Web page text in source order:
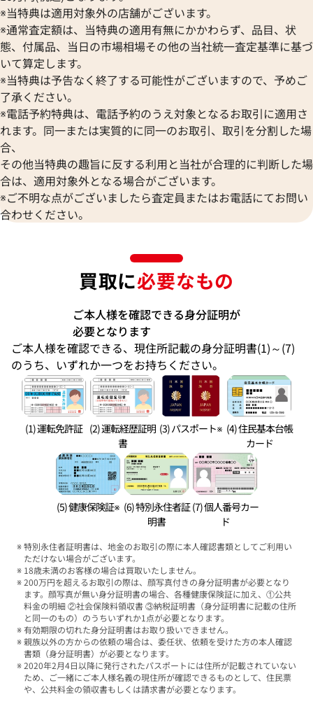
※当特典は適用対象外の店舗がございます。
※通常査定額は、当特典の適用有無にかかわらず、品目、状
態、付属品、当日の市場相場その他の当社統一査定基準に基づ
いて算定します。
※当特典は予告なく終了する可能性がございますので、予めご
了承ください。
※電話予約特典は、電話予約のうえ対象となるお取引に適用さ
れます。同一または実質的に同一のお取引、取引を分割した場
合、
その他当特典の趣旨に反する利用と当社が合理的に判断した場
合は、適用対象外となる場合がございます。
※ご不明な点がございましたら査定員またはお電話にてお問い
合わせください。
買取に必要なもの
ご本人様を確認できる身分証明が
必要となります
ご本人様を確認できる、現住所記載の身分証明書(1)～(7)
のうち、いずれか一つをお持ちください。
(1) 運転免許証 (2) 運転経歴証明
書
(3) パスポート※ (4) 住民基本台帳
カード
(5) 健康保険証※ (6) 特別永住者証
明書
(7) 個人番号カー
ド
特別永住者証明書は、地金のお取引の際に本人確認書類としてご利用い
ただけない場合がございます。
18歳未満のお客様の場合は買取いたしません。
200万円を超えるお取引の際は、顔写真付きの身分証明書が必要となり
ます。顔写真が無い身分証明書の場合、各種健康保険証に加え、①公共
料金の明細 ②社会保険料領収書 ③納税証明書（身分証明書に記載の住所
と同一のもの）のうちいずれか1点が必要となります。
有効期限の切れた身分証明書はお取り扱いできません。
親族以外の方からの依頼の場合は、委任状、依頼を受けた方の本人確認
書類（身分証明書）が必要となります。
2020年2月4日以降に発行されたパスポートには住所が記載されていない
ため、ご一緒にご本人様名義の現住所が確認できるものとして、住民票
や、公共料金の領収書もしくは請求書が必要となります。